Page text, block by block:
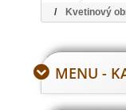
Kvetinový
MENU -